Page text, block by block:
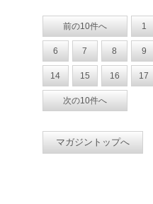
前の10件へ 1
6 7 8 9
14 15 16 17
次の10件へ
マガジントップへ